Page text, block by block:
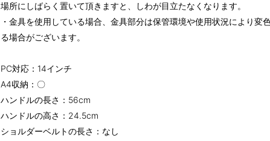
場所にしばらく置いて頂きますと、しわが目立たなくなります。
・金具を使用している場合、金具部分は保管環境や使用状況により変
る場合がございます。
PC対応：14インチ
A4収納：〇
ハンドルの長さ：56cm
ハンドルの高さ：24.5cm
ショルダーベルトの長さ：なし